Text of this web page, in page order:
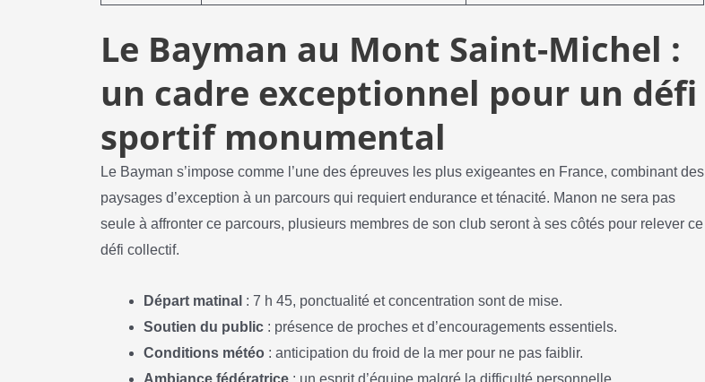
Le Bayman au Mont Saint-Michel :
un cadre exceptionnel pour un défi
sportif monumental
Le Bayman s’impose comme l’une des épreuves les plus exigeantes en France, combinant des
paysages d’exception à un parcours qui requiert endurance et ténacité. Manon ne sera pas
seule à affronter ce parcours, plusieurs membres de son club seront à ses côtés pour relever ce
défi collectif.
Départ matinal : 7 h 45, ponctualité et concentration sont de mise.
Soutien du public : présence de proches et d’encouragements essentiels.
Conditions météo : anticipation du froid de la mer pour ne pas faiblir.
Ambiance fédératrice : un esprit d’équipe malgré la difficulté personnelle.